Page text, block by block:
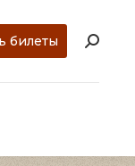
билеты
Контакты